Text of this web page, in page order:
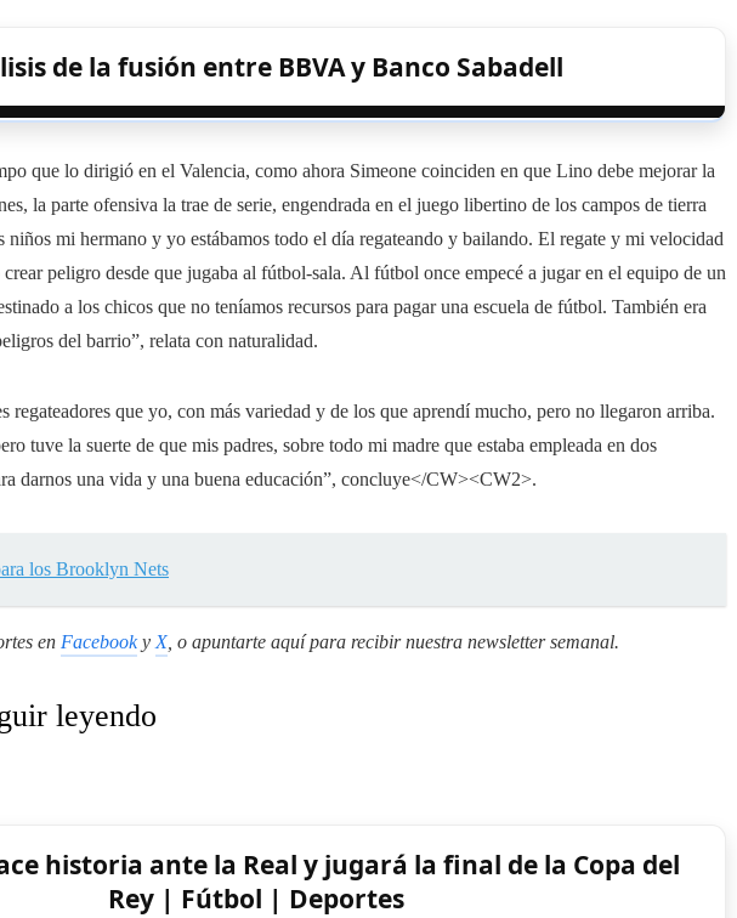
de la fusión entre BBVA y Banco Sabadell
que lo dirigió en el Valencia, como ahora Simeone coinciden en que Lino debe mejorar la
la parte ofensiva la trae de serie, engendrada en el juego libertino de los campos de tierra
niños mi hermano y yo estábamos todo el día regateando y bailando. El regate y mi velocidad
peligro desde que jugaba al fútbol-sala. Al fútbol once empecé a jugar en el equipo de un
a los chicos que no teníamos recursos para pagar una escuela de fútbol. También era
del barrio”, relata con naturalidad.
regateadores que yo, con más variedad y de los que aprendí mucho, pero no llegaron arriba.
tuve la suerte de que mis padres, sobre todo mi madre que estaba empleada en dos
darnos una vida y una buena educación”, concluye</CW><CW2>.
los Brooklyn Nets
en Facebooky X, o apuntarte aquí para recibirnuestra newsletter semanal.
leyendo
historia ante la Real y jugará la final de la Copa del
Rey | Fútbol | Deportes